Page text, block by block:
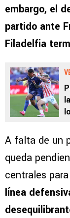
embargo, el
partido ante
Filadelfia
A falta de un
queda
centrales
línea